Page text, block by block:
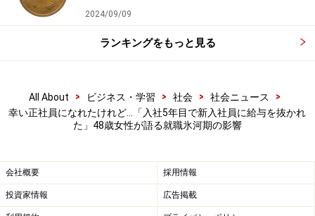
51人、回答しない：1人）
※記事内容は執筆時点のものです。最新の内容をご確認くださ
2024/09/09
ランキングをもっと見る
All About > ビジネス・学習 > 社会 > 社会ニュース
>
幸い正社員になれたけれど…「入社5年目で新入社員に給与を抜かれ
た」48歳女性が語る就職氷河期の影響
会社概要 採用情報
投資家情報 広告掲載